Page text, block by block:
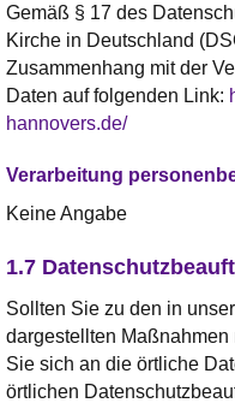
Gemäß § 17 des
Kirche in Deutschland
Zusammenhang mit der
Daten auf folgenden Link:
hannovers.de/
Verarbeitung
Keine Angabe
1.7
Sollten Sie zu den in
dargestellten
Sie sich an die örtliche
örtlichen